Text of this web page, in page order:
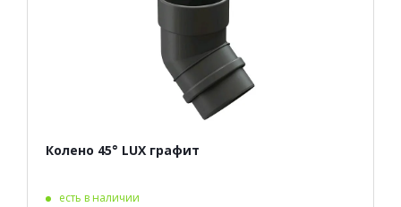
Колено 45° LUX графит
есть в наличии